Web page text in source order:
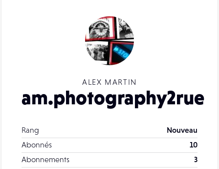
ALEX MARTIN
am.photography2rue
Rang
Nouveau
Abonnés
10
Abonnements
3